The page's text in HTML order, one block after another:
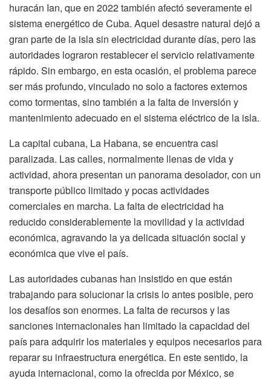
huracán Ian, que en 2022 también afectó severamente el
sistema energético de Cuba. Aquel desastre natural dejó a
gran parte de la isla sin electricidad durante días, pero las
autoridades lograron restablecer el servicio relativamente
rápido. Sin embargo, en esta ocasión, el problema parece
ser más profundo, vinculado no solo a factores externos
como tormentas, sino también a la falta de inversión y
mantenimiento adecuado en el sistema eléctrico de la isla.
La capital cubana, La Habana, se encuentra casi
paralizada. Las calles, normalmente llenas de vida y
actividad, ahora presentan un panorama desolador, con un
transporte público limitado y pocas actividades
comerciales en marcha. La falta de electricidad ha
reducido considerablemente la movilidad y la actividad
económica, agravando la ya delicada situación social y
económica que vive el país.
Las autoridades cubanas han insistido en que están
trabajando para solucionar la crisis lo antes posible, pero
los desafíos son enormes. La falta de recursos y las
sanciones internacionales han limitado la capacidad del
país para adquirir los materiales y equipos necesarios para
reparar su infraestructura energética. En este sentido, la
ayuda internacional, como la ofrecida por México, se